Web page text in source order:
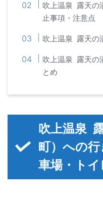
吹上温泉 露天の
止事項・注意点
吹上温泉 露天の
吹上温泉 露天の
とめ
吹上温泉
町）への
車場・トイ